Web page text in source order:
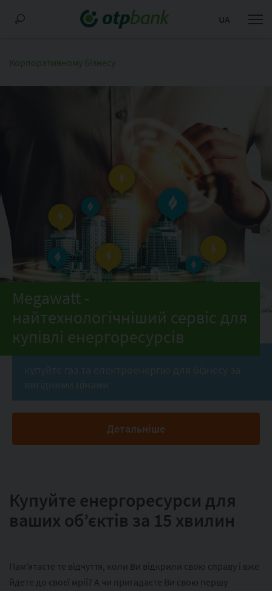
UA
Корпоративному бізнесу
Megawatt -
найтехнологічніший сервіс для
купівлі енергоресурсів
Детальніше
Купуйте енергоресурси для
ваших об’єктів за 15 хвилин
Пам'ятаєте те відчуття, коли Ви відкрили свою справу і вже
йдете до своєї мрії? А чи пригадаєте Ви свою першу